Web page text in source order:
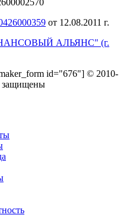
от 12.08.2011 г.
АЛЬЯНС" (г.
id="676"] © 2010-
защищены